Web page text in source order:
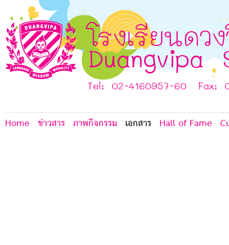
โรงเรียนดว
Duangvipa
Tel: 02-4160957-60 Fax:
Home ข่าวสาร ภาพกิจกรรม เอกสาร Hall of Fame
H
E
BJ
I
F